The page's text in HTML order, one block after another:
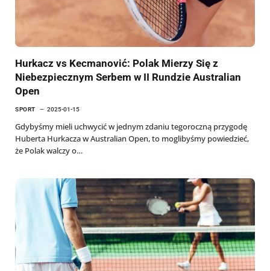
Hurkacz vs Kecmanović: Polak Mierzy Się z
Niebezpiecznym Serbem w II Rundzie Australian
Open
SPORT 2025-01-15
Gdybyśmy mieli uchwycić w jednym zdaniu tegoroczną przygodę
Huberta Hurkacza w Australian Open, to moglibyśmy powiedzieć,
że Polak walczy o…